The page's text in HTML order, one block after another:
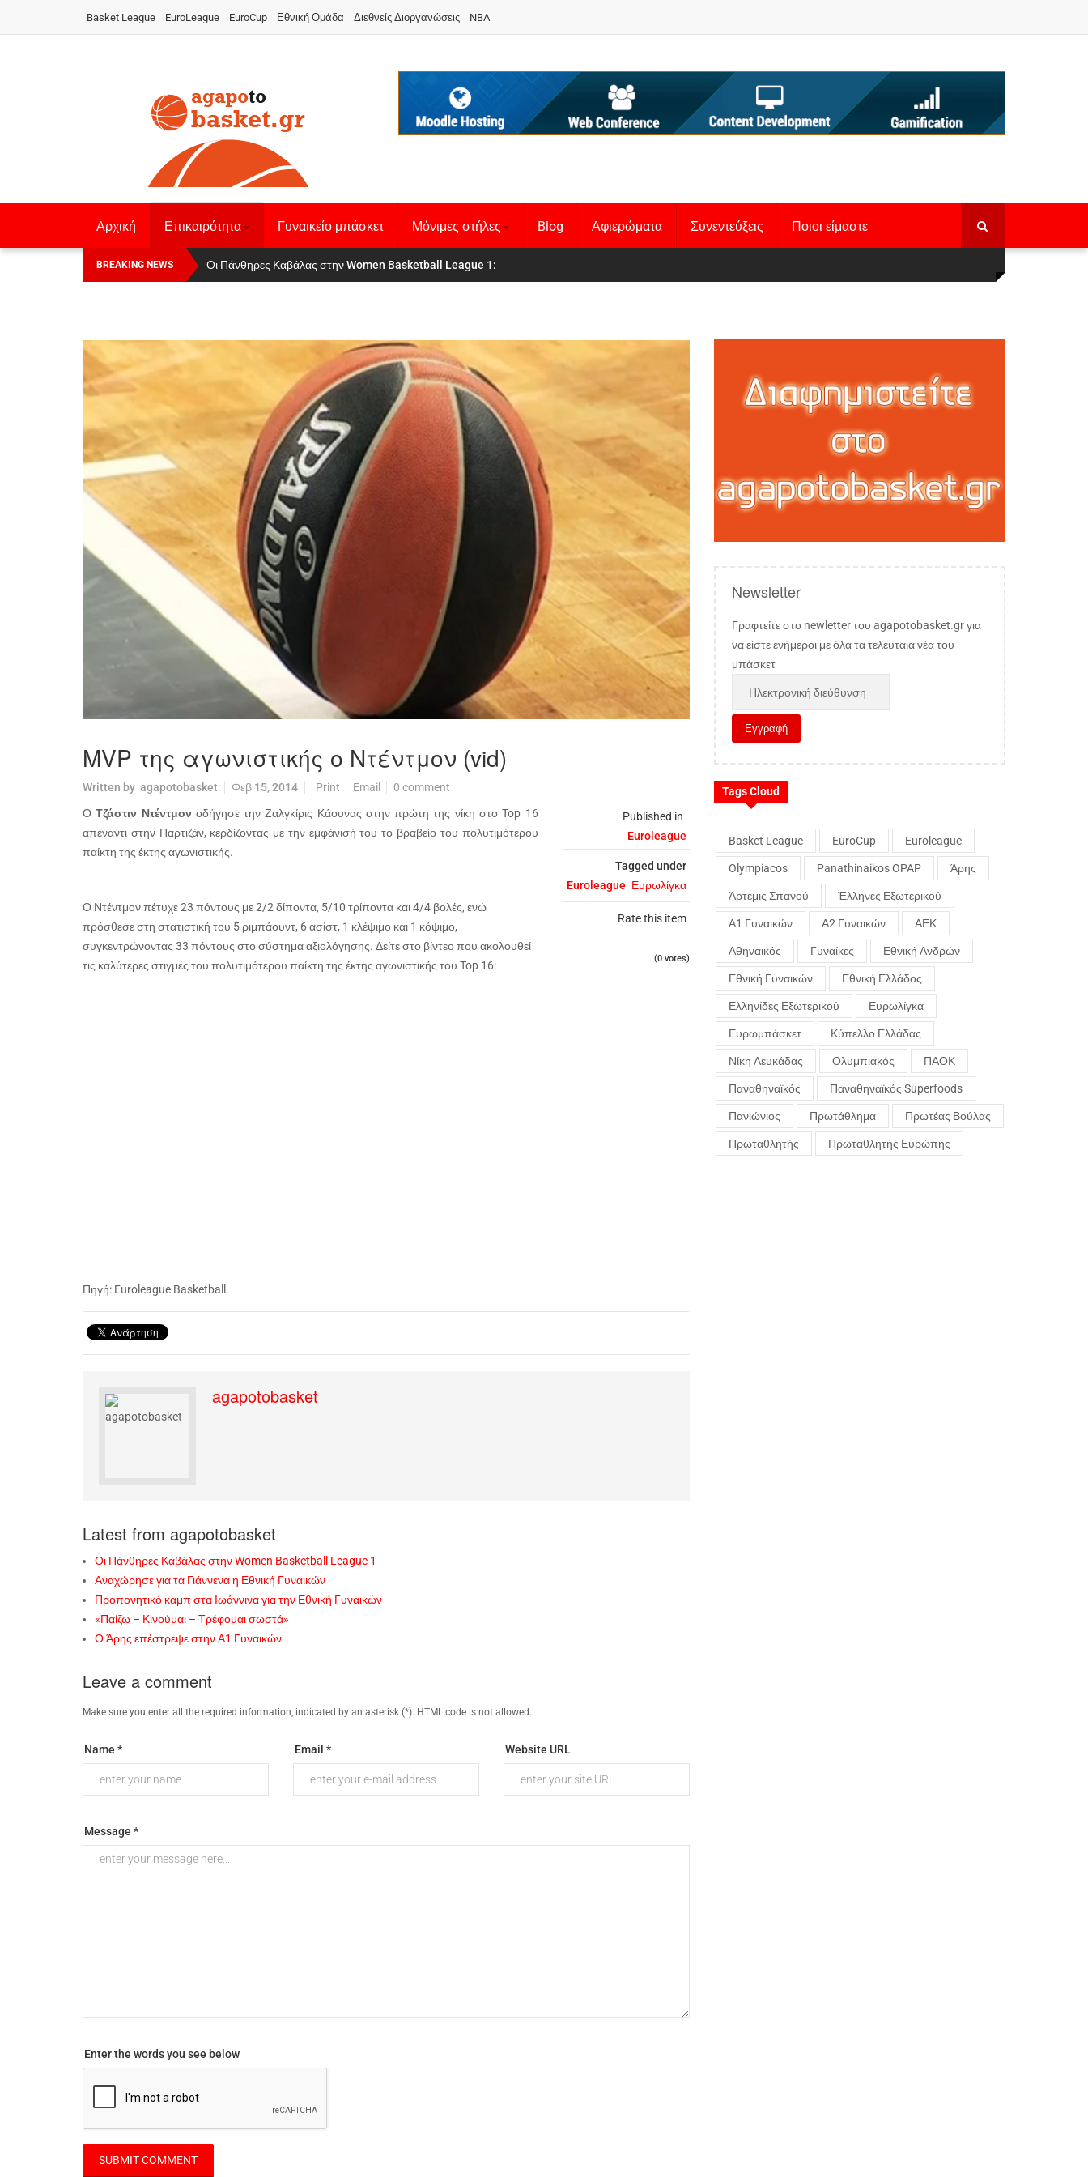
Basket League EuroLeague EuroCup Εθνική Ομάδα Διεθνείς Διοργανώσεις NBA
Αρχική Επικαιρότητα Γυναικείο μπάσκετ Μόνιμες στήλες Blog Αφιερώματα Συνεντεύξεις Ποιοι είμαστε
BREAKING NEWS Οι Πάνθηρες Καβάλας στην Women Basketball League 1
Αναχώρησε για τα Γιάννενα η Εθνική Γυναικών
MVP της αγωνιστικής ο Ντέντμον (vid)
Written by agapotobasket Φεβ 15, 2014 Print Email 0 comment
Published in
Euroleague
Tagged under
Euroleague Ευρωλίγκα
Rate this item
(0 votes)
ΟΤζάστιν Ντέντμον οδήγησε την Ζαλγκίρις Κάουνας στην πρώτη της νίκη στοTop 16
απέναντι στην Παρτιζάν, κερδίζοντας με την εμφάνισή του το βραβείο του πολυτιμότερου
παίκτη της έκτης αγωνιστικής.
Ο Ντέντμον πέτυχε 23 πόντους με 2/2 δίποντα, 5/10 τρίποντα και 4/4 βολές, ενώ
πρόσθεσε στη στατιστική του 5 ριμπάουντ, 6 ασίστ, 1 κλέψιμο και 1 κόψιμο,
συγκεντρώνοντας 33 πόντους στο σύστημα αξιολόγησης. Δείτε στο βίντεο που ακολουθεί
τις καλύτερες στιγμές του πολυτιμότερου παίκτη της έκτης αγωνιστικής του Top 16:
Πηγή: Euroleague Basketball
agapotobasket
Latest from agapotobasket
Οι Πάνθηρες Καβάλας στην Women Basketball League 1
Αναχώρησε για τα Γιάννενα η Εθνική Γυναικών
Προπονητικό καμπ στα Ιωάννινα για την Εθνική Γυναικών
«Παίζω – Κινούμαι – Τρέφομαι σωστά»
Ο Άρης επέστρεψε στην Α1 Γυναικών
Leave a comment
Make sure you enter all the required information, indicated by an asterisk (*). HTML code is not allowed.
Name * Email * Website URL
Message *
Enter the words you see below
Newsletter
Γραφτείτε στο newletter του agapotobasket.gr για
να είστε ενήμεροι με όλα τα τελευταία νέα του
μπάσκετ
Tags Cloud
Basket League EuroCup Euroleague
Olympiacos Panathinaikos OPAP Άρης
Άρτεμις Σπανού Έλληνες Εξωτερικού
Α1 Γυναικών Α2 Γυναικών ΑΕΚ
Αθηναικός Γυναίκες Εθνική Ανδρών
Εθνική Γυναικών Εθνική Ελλάδος
Ελληνίδες Εξωτερικού Ευρωλίγκα
Ευρωμπάσκετ Κύπελλο Ελλάδας
Νίκη Λευκάδας Ολυμπιακός ΠΑΟΚ
Παναθηναϊκός Παναθηναϊκός Superfoods
Πανιώνιος Πρωτάθλημα Πρωτέας Βούλας
Πρωταθλητής Πρωταθλητής Ευρώπης